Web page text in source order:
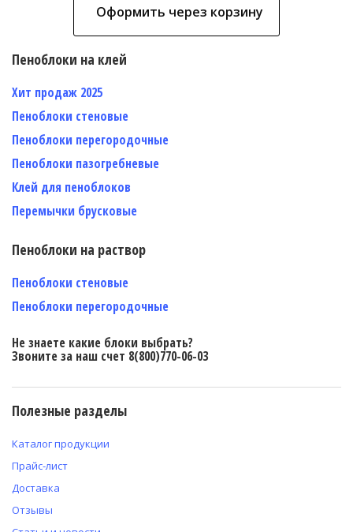
Оформить через корзину
Пеноблоки на клей
Хит продаж 2025
Пеноблоки стеновые
Пеноблоки перегородочные
Пеноблоки пазогребневые
Клей для пеноблоков
Перемычки брусковые
Пеноблоки на раствор
Пеноблоки стеновые
Пеноблоки перегородочные
Не знаете какие блоки выбрать?
Звоните за наш счет 8(800)770-06-03
Полезные разделы
Каталог продукции
Прайс-лист
Доставка
Отзывы